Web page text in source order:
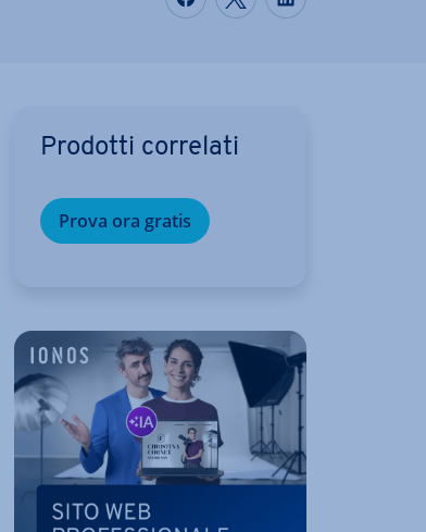
Prodotti correlati
Prova ora gratis